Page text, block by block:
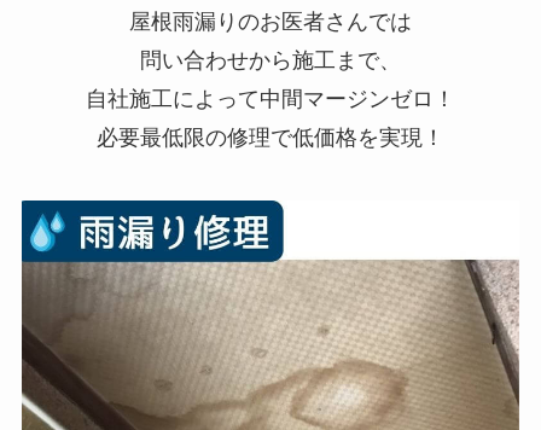
屋根雨漏りのお医者さんでは
問い合わせから施工まで、
自社施工によって中間マージンゼロ！
必要最低限の修理で低価格を実現！